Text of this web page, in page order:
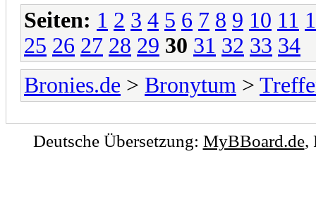
Seiten: 1 2 3 4 5 6 7 8 9 10 11
25 26 27 28 29 30 31 32 33 34
Bronies.de > Bronytum >
Deutsche Übersetzung: MyBBoard.de,